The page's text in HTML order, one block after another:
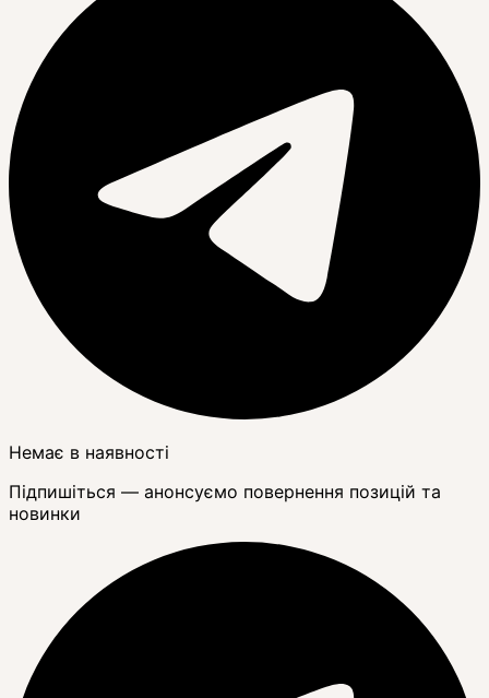
Немає в наявності
Підпишіться — анонсуємо повернення позицій та
новинки